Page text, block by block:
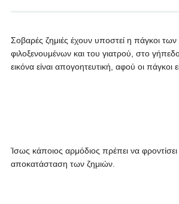
Σοβαρές ζημιές έχουν υποστεί η πάγκοι
φιλοξενουμένων και του γιατρού, στο
εικόνα είναι απογοητευτική, αφού οι πάγκοι
Ίσως κάποιος αρμόδιος πρέπει να φροντίσει
αποκατάσταση των ζημιών.